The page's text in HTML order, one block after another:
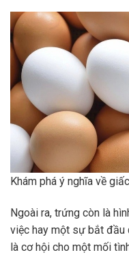
Khám phá ý nghĩa về
Ngoài ra, trứng còn là
việc hay một sự bắt đầu
là cơ hội cho một mối